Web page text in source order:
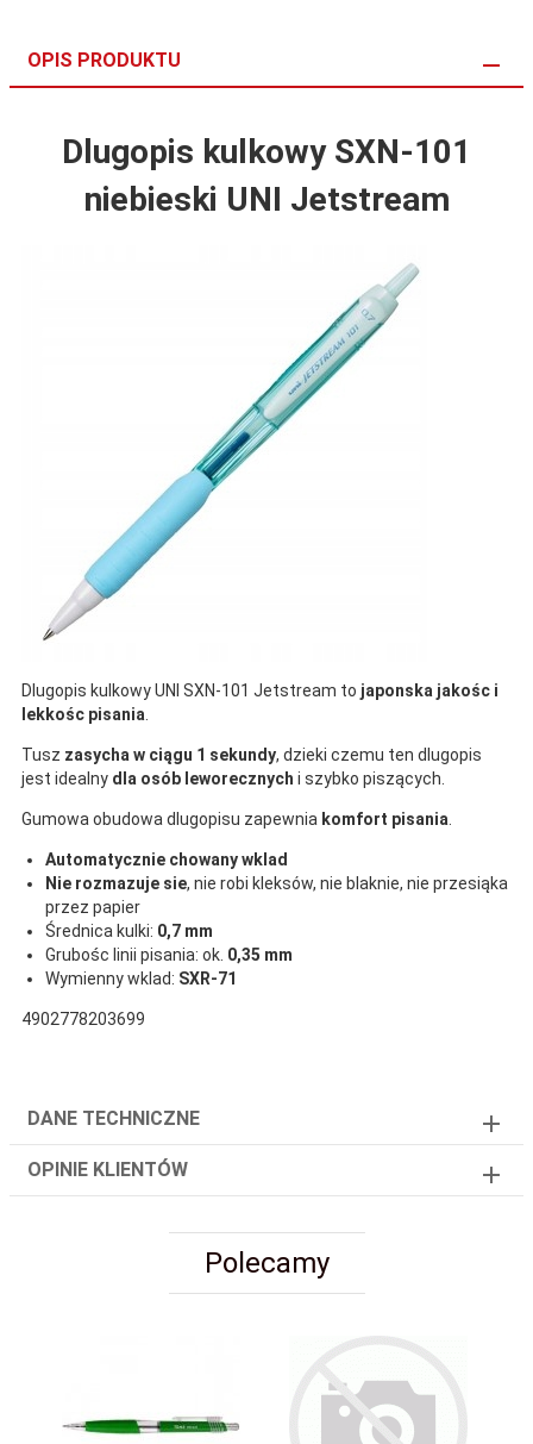
OPIS PRODUKTU
Dlugopis kulkowy SXN-101
niebieski UNI Jetstream
Dlugopis kulkowy UNI SXN-101 Jetstream to japonska jakośc i
lekkośc pisania.
Tusz zasycha w ciągu 1 sekundy, dzieki czemu ten dlugopis
jest idealny dla osób leworecznych i szybko piszących.
Gumowa obudowa dlugopisu zapewnia komfort pisania.
Automatycznie chowany wklad
Nie rozmazuje sie, nie robi kleksów, nie blaknie, nie przesiąka
przez papier
Średnica kulki: 0,7 mm
Grubośc linii pisania: ok. 0,35 mm
Wymienny wklad: SXR-71
4902778203699
DANE TECHNICZNE
OPINIE KLIENTÓW
Polecamy